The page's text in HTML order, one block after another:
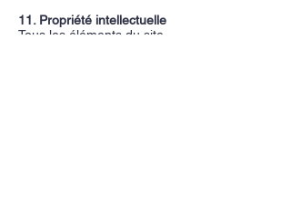
11. Propriété intellectuelle
Tous les éléments du site